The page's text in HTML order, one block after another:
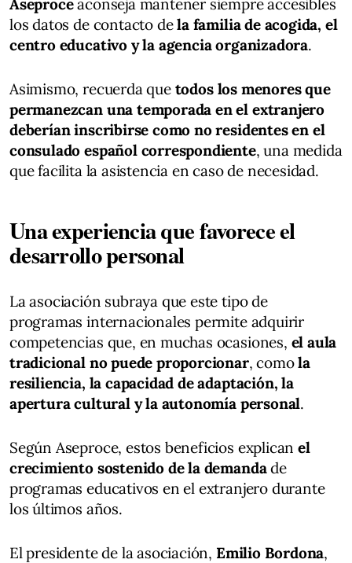
Aseproceaconseja mantener siempre accesibles
los datos de contacto dela familia de acogida, el
centro educativo y la agencia organizadora.
Asimismo, recuerda que todos los menores que
permanezcan una temporada en el extranjero
deberían inscribirse como no residentes en el
consulado español correspondiente, una medida
que facilita la asistencia en caso de necesidad.
Una experiencia que favorece el
desarrollo personal
La asociación subraya que este tipo de
programas internacionales permite adquirir
competencias que, en muchas ocasiones, el aula
tradicional no puede proporcionar, comola
resiliencia, la capacidad de adaptación, la
apertura cultural y la autonomía personal.
Según Aseproce, estos beneficios explicanel
crecimiento sostenido de la demandade
programas educativos en el extranjero durante
los últimos años.
El presidente de la asociación, Emilio Bordona,